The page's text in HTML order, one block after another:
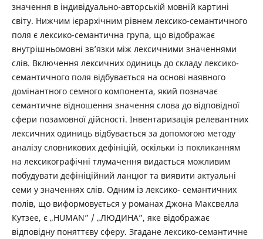
значення в індивідуально-авторській мовній картині
світу. Нижчим ієрархічним рівнем лексико-семантичного
поля є лексико-семантична група, що відображає
внутрішньомовні зв’язки між лексичними значеннями
слів. Включення лексичних одиниць до складу лексико-
семантичного поля відбувається на основі наявного
домінантного семного компонента, який позначає
семантичне відношення значення слова до відповідної
сфери позамовної дійсності. Інвентаризація релевантних
лексичних одиниць відбувається за допомогою методу
аналізу словникових дефініцій, оскільки із покликанням
на лексикографічні тлумачення видається можливим
побудувати дефініційний ланцюг та виявити актуальні
семи у значеннях слів. Одним із лексико- семантичних
полів, що виформовується у романах Джона Максвелла
Кутзее, є „HUMAN” / „ЛЮДИНА”, яке відображає
відповідну поняттєву сферу. Згадане лексико-семантичне